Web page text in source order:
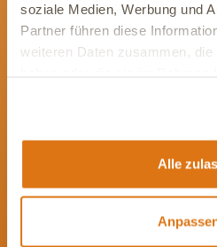
soziale Medien, Werbung und
Partner führen diese
weiteren Daten zusammen,
Alle
und Angeboten rund um
Tieres.
Werde Teil